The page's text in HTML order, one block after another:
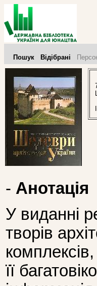
Пошук Відібрані
- Анотація
У виданні
творів
її